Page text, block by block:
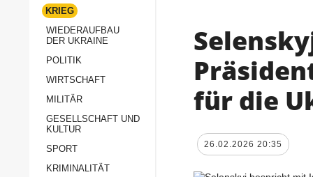
ALLE RUBRIKEN
Wiederaufbau der
Politik
Militär
KRIEG
WIEDERAUFBAU
DER UKRAINE
POLITIK
WIRTSCHAFT
MILITÄR
GESELLSCHAFT UND
KULTUR
SPORT
KRIMINALITÄT
für die
26.02.2026 20:35